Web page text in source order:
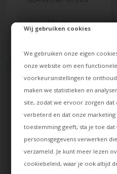
Wij gebruiken cookies
We gebruiken onze eigen
onze website om een
voorkeursinstellingen te
maken we statistieken en
site, zodat we ervoor zorgen
verbeterd en dat onze marketing
toestemming geeft, sta je toe
persoonsgegevens verwerken
verzameld. Je kunt meer lezen
cookiebeleid, waar je ook altijd
603,00
574,00EUR